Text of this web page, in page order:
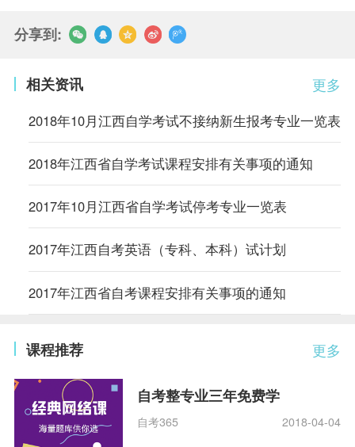
分享到:
更多
相关资讯
2018年10月江西自学考试不接纳新生报考专业一览表
2018年江西省自学考试课程安排有关事项的通知
2017年10月江西省自学考试停考专业一览表
2017年江西自考英语（专科、本科）试计划
2017年江西省自考课程安排有关事项的通知
更多
课程推荐
自考整专业三年免费学
自考365 2018-04-04